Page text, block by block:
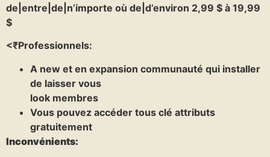
de|entre|de|n’importe où de|d’environ 2,99 $ à 19,99
$
<₹Professionnels:
A new et en expansion communauté qui installer
de laisser vous
look membres
Vous pouvez accéder tous clé attributs
gratuitement
Inconvénients: